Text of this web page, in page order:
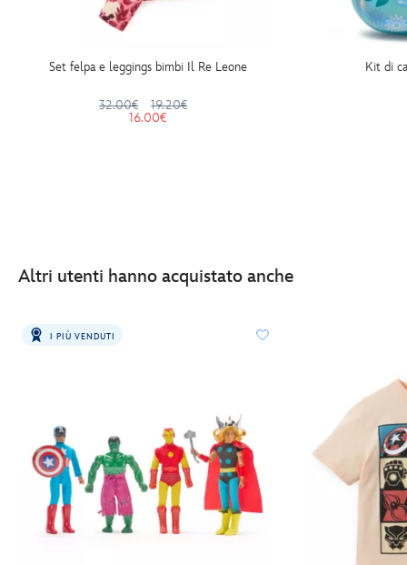
Set felpa e leggings bimbi Il Re Leone
32.00€
19.20€
16.00€
Kit di
Altri utenti hanno acquistato anche
I PIÙ VENDUTI